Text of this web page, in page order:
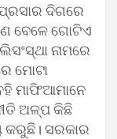
ଦିଗରେ
ବେଳେ ଗୋଟିଏ
ନାମରେ
ମୋଟା
ମାଫିଆମାନେ
ଅଳ୍ପ କିଛି
କରୁଛି। ସରକାର